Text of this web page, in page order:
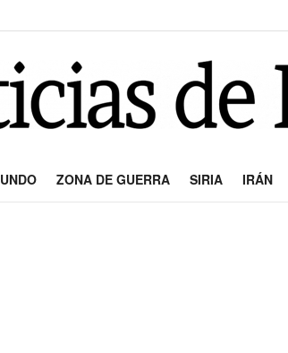
ZONA DE GUERRA SIRIA IRÁN